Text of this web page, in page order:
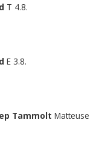
T 4.8.
E 3.8.
Tammolt Matteuse